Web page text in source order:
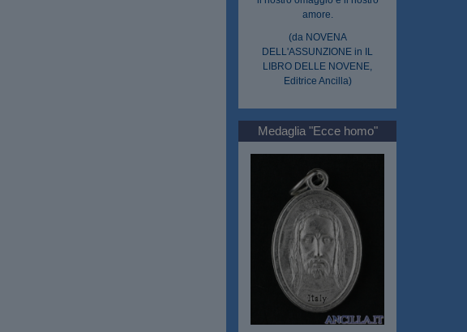
amore.
(da NOVENA
DELL'ASSUNZIONE in IL
LIBRO DELLE NOVENE,
Editrice Ancilla)
Medaglia "Ecce homo"